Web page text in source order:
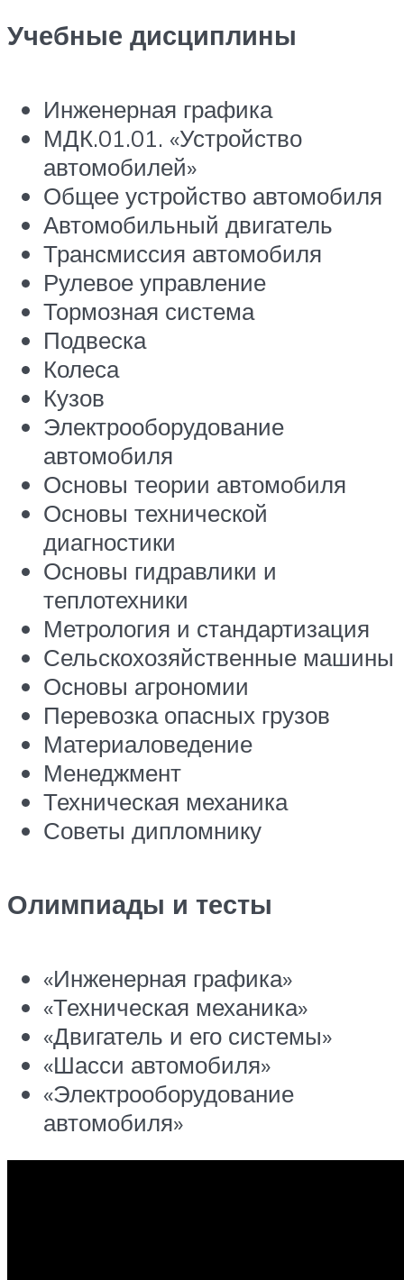
Учебные дисциплины
Инженерная графика
МДК.01.01. «Устройство
автомобилей»
Общее устройство автомобиля
Автомобильный двигатель
Трансмиссия автомобиля
Рулевое управление
Тормозная система
Подвеска
Колеса
Кузов
Электрооборудование
автомобиля
Основы теории автомобиля
Основы технической
диагностики
Основы гидравлики и
теплотехники
Метрология и стандартизация
Сельскохозяйственные машины
Основы агрономии
Перевозка опасных грузов
Материаловедение
Менеджмент
Техническая механика
Советы дипломнику
Олимпиады и тесты
«Инженерная графика»
«Техническая механика»
«Двигатель и его системы»
«Шасси автомобиля»
«Электрооборудование
автомобиля»